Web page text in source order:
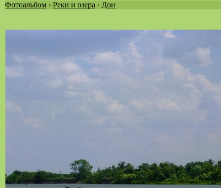
здесь
Фотоальбом › Реки и озера › Дон